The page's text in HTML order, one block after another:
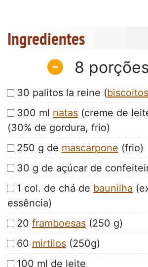
Ingredientes
8
30 palitos la reine (
300 ml natas (creme de
(30% de gordura, frio)
250 g de mascarpone (frio)
30 g de açúcar de
1 col. de chá de baunilha
essência)
20 framboesas (250 g)
60 mirtilos (250g)
100 ml de leite